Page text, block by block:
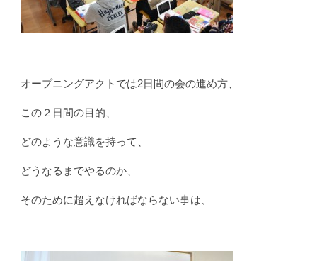
オープニングアクトでは2日間の会の進め方、
この２日間の目的、
どのような意識を持って、
どうなるまでやるのか、
そのために超えなければならない事は、